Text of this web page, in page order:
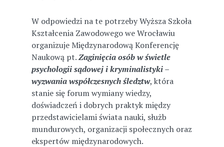
W odpowiedzi na te potrzeby Wyższa Szkoła
Kształcenia Zawodowego we Wrocławiu
organizuje Międzynarodową Konferencję
Naukową pt.Zaginięcia osób w świetle
psychologii sądowej i kryminalistyki –
wyzwania współczesnych śledztw, która
stanie się forum wymiany wiedzy,
doświadczeń i dobrych praktyk między
przedstawicielami świata nauki, służb
mundurowych, organizacji społecznych oraz
ekspertów międzynarodowych.